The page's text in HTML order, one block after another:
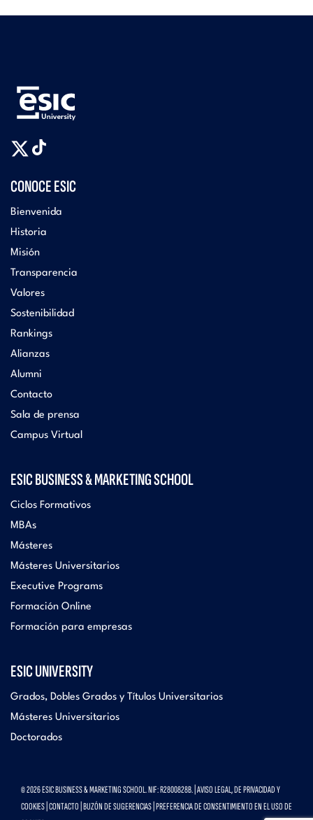
CONOCE ESIC
Bienvenida
Historia
Misión
Transparencia
Valores
Sostenibilidad
Rankings
Alianzas
Alumni
Contacto
Sala de prensa
Campus Virtual
ESIC BUSINESS & MARKETING SCHOOL
Ciclos Formativos
MBAs
Másteres
Másteres Universitarios
Executive Programs
Formación Online
Formación para empresas
ESIC UNIVERSITY
Grados, Dobles Grados y Títulos Universitarios
Másteres Universitarios
Doctorados
© 2026 ESIC BUSINESS & MARKETING SCHOOL. NIF: R2800828B. | AVISO LEGAL, DE PRIVACIDAD Y
COOKIES CONTACTO BUZÓN DE SUGERENCIAS PREFERENCIA DE CONSENTIMIENTO EN EL USO DE